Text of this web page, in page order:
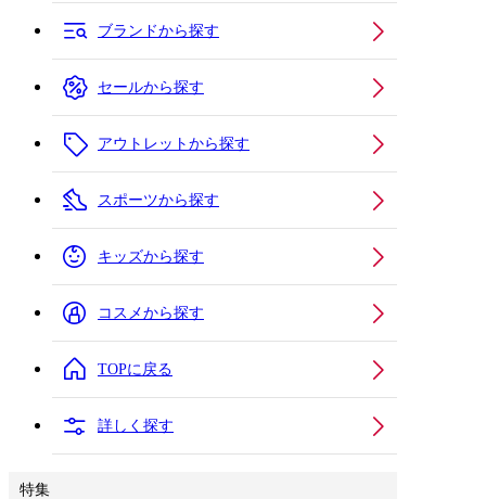
ブランドから探す
セールから探す
アウトレットから探す
スポーツから探す
キッズから探す
コスメから探す
TOPに戻る
詳しく探す
特集